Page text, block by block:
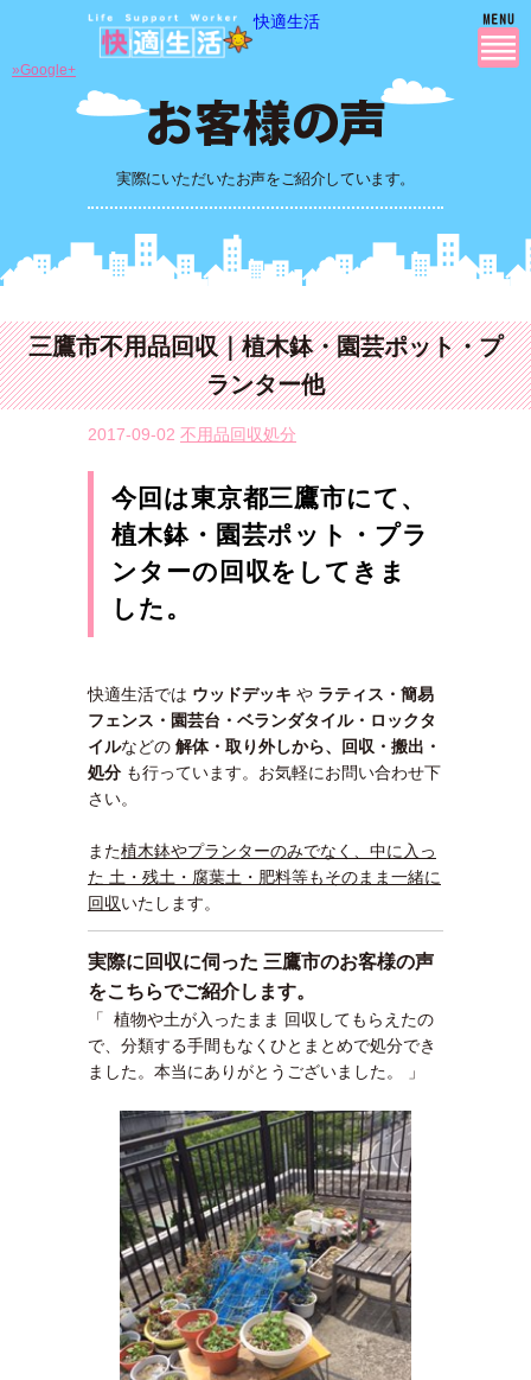
快適生活
実際にいただいたお声をご紹介しています。
»Google+
三鷹市不用品回収｜植木鉢・園芸ポット・プ
ランター他
2017-09-02 不用品回収処分
今回は東京都三鷹市にて、
植木鉢・園芸ポット・プラ
ンターの回収をしてきま
した。
快適生活では ウッドデッキ や ラティス・簡易
フェンス・園芸台・ ベランダタイル・ロックタ
イルなどの 解体・取り外しから、回収・搬出・
処分 も行っています。お気軽にお問い合わせ下
さい。
また植木鉢やプランターのみでなく、中に入っ
た 土・残土・腐葉土・肥料等もそのまま一緒に
回収いたします。
実際に回収に伺った 三鷹市のお客様の声
をこちらでご紹介します。
「 植物や土が入ったまま 回収してもらえたの
で、分類する手間もなくひとまとめで処分でき
ました。本当にありがとうございました。 」